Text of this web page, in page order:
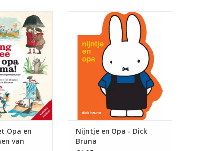
de beroemde
en versjes,
leren van
en oma’s, op
Via de
een playlist
liedjes en
86 stuks!)
Opa en
van
Opa en nijntje doen altijd leuke
dingen samen. Opa maakt een
vlieger voor nijntje en samen
gaan ze naar de bibliotheek.
TOEVOEGEN AAN WINKELWAGEN
Nijntje en Opa - Dick
Bruna